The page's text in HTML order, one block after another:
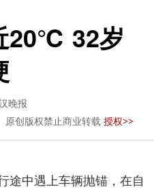
20℃ 32岁
晚报
原创版权禁止商业转载 授权>>
中遇上车辆抛锚，在自